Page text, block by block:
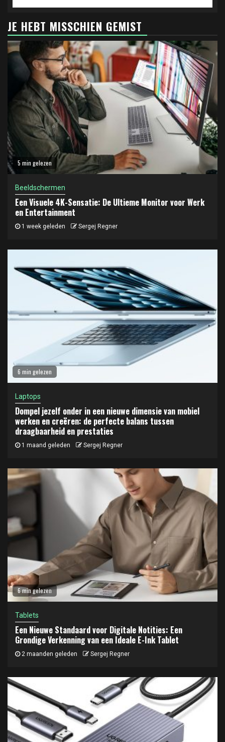
JE HEBT MISSCHIEN GEMIST
5 min gelezen
Beeldschermen
Een Visuele 4K-Sensatie: De Ultieme Monitor voor Werk
en Entertainment
1 week geleden Sergej Regner
6 min gelezen
Laptops
Dompel jezelf onder in een nieuwe dimensie van mobiel
werken en creëren: de perfecte balans tussen
draagbaarheid en prestaties
1 maand geleden Sergej Regner
6 min gelezen
Tablets
Een Nieuwe Standaard voor Digitale Notities: Een
Grondige Verkenning van een Ideale E-Ink Tablet
2 maanden geleden Sergej Regner